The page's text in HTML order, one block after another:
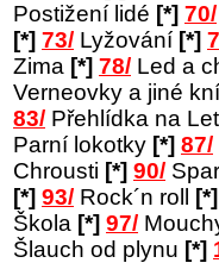
Postižení lidé [*] 70/
[*] 73/ Lyžování [*]
Zima [*] 78/ Led a
Verneovky a jiné
83/ Přehlídka na
Parní lokotky [*] 87/
Chrousti [*] 90/
[*] 93/ Rock´n roll [*]
Škola [*] 97/
Šlauch od plynu [*]